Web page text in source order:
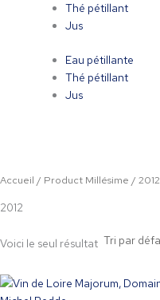
Thé pétillant
Jus
Eau pétillante
Thé pétillant
Jus
Accueil / Product Millésime / 2012
2012
Voici le seul résultat
Plage
Ce